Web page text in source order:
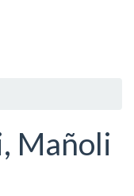
Mañoli